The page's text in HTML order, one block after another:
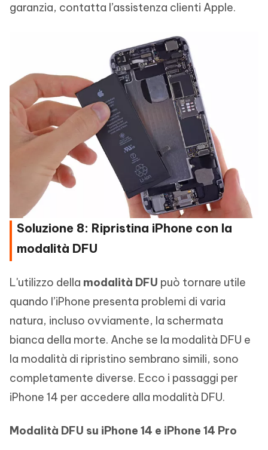
garanzia, contatta l’assistenza clienti Apple.
Soluzione 8: Ripristina iPhone con la
modalità DFU
L'utilizzo della modalità DFU può tornare utile
quando l’iPhone presenta problemi di varia
natura, incluso ovviamente, la schermata
bianca della morte. Anche se la modalità DFU e
la modalità di ripristino sembrano simili, sono
completamente diverse. Ecco i passaggi per
iPhone 14 per accedere alla modalità DFU.
Modalità DFU su iPhone 14 e iPhone 14 Pro